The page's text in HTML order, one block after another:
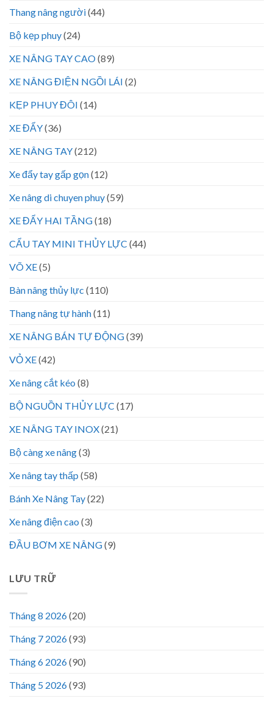
Thang nâng người(44)
Bộ kẹp phuy(24)
XE NÂNG TAY CAO(89)
XE NÂNG ĐIỆN NGỒI LÁI (2)
KẸP PHUY ĐÔI (14)
XE ĐẨY(36)
XE NÂNG TAY(212)
Xe đẩy tay gấp gọn(12)
Xe nâng di chuyen phuy(59)
XE ĐẨY HAI TẦNG(18)
CẨU TAY MINI THỦY LỰC (44)
VÕ XE(5)
Bàn nâng thủy lực (110)
Thang nâng tự hành(11)
XE NÂNG BÁN TỰ ĐỘNG(39)
VỎ XE(42)
Xe nâng cắt kéo (8)
BỘ NGUỒN THỦY LỰC (17)
XE NÂNG TAY INOX(21)
Bộ càng xe nâng(3)
Xe nâng tay thấp (58)
Bánh Xe Nâng Tay(22)
Xe nâng điện cao (3)
ĐẦU BƠM XE NÂNG(9)
LƯU TRỮ
Tháng 8 2026(20)
Tháng 7 2026(93)
Tháng 6 2026(90)
Tháng 5 2026(93)